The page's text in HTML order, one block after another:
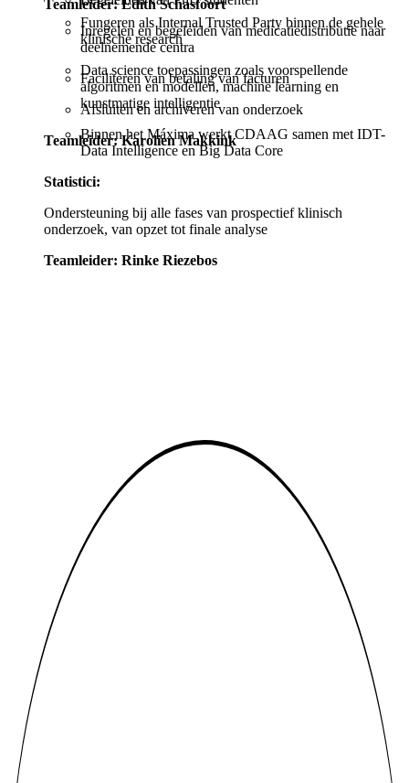
Teamleider: Edith Schasfoort
Inregelen en begeleiden van medicatiedistributie naar
deelnemende centra
Faciliteren van betaling van facturen
Afsluiten en archiveren van onderzoek
Teamleider: Karolien Makkink
Fungeren als Internal Trusted Party binnen de gehele
klinische research
Data science toepassingen zoals voorspellende
algoritmen en modellen, machine learning en
kunstmatige intelligentie
Binnen het Máxima werkt CDAAG samen met IDT-
Data Intelligence en Big Data Core
Statistici:
Ondersteuning bij alle fases van prospectief klinisch
onderzoek, van opzet tot finale analyse
Teamleider: Rinke Riezebos